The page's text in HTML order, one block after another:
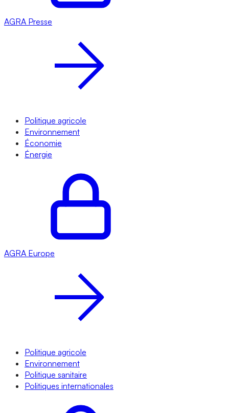
AGRA Presse
Politique agricole
Environnement
Économie
Énergie
AGRA Europe
Politique agricole
Environnement
Politique sanitaire
Politiques internationales